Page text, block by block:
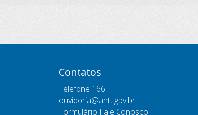
Contatos
Telefone 166
ouvidoria@antt.gov.br
Formulário Fale Conosco